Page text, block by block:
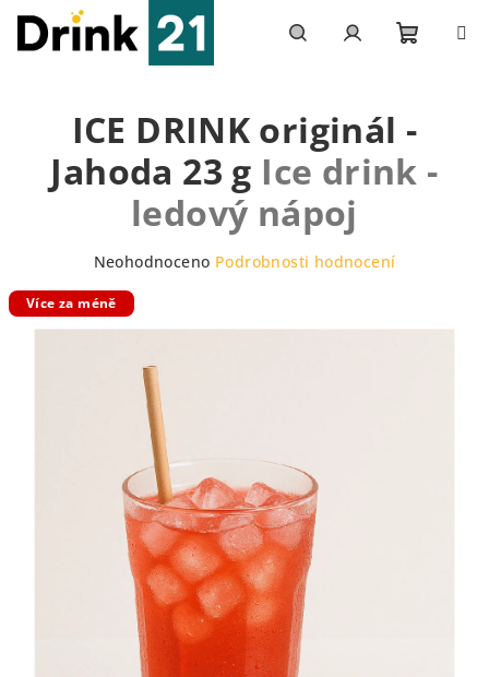
obsah
košík
ICE DRINK originál -
Jahoda 23 g Ice drink -
ledový nápoj
Průměrné
produktu
je
hvězdiček.
Neohodnoceno Podrobnosti hodnocení
Více za méně